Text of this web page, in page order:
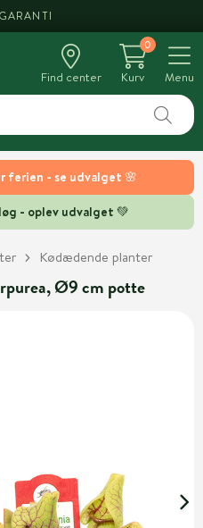
ferien - se udvalget 🌸
- oplev udvalget 💚
Find center
0
Kurv
Menu
Kødædende planter
Ø9 cm potte